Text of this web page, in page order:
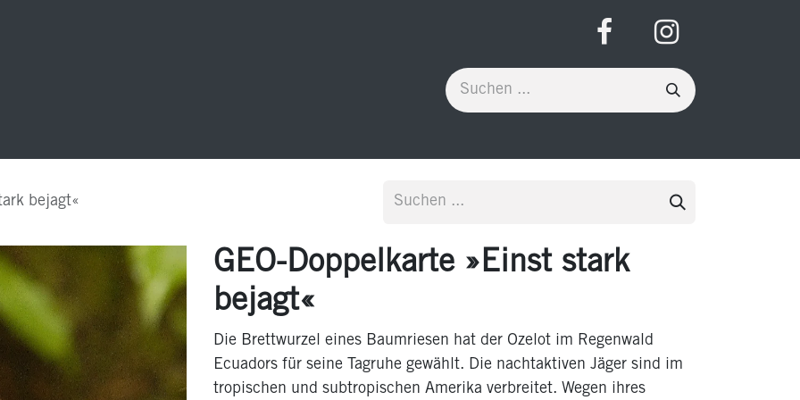
bejagt«
GEO-Doppelkarte »Einst stark
bejagt«
Die Brettwurzel eines Baumriesen hat der Ozelot im Regenwald
Ecuadors für seine Tagruhe gewählt. Die nachtaktiven Jäger sind im
tropischen und subtropischen Amerika verbreitet. Wegen ihres